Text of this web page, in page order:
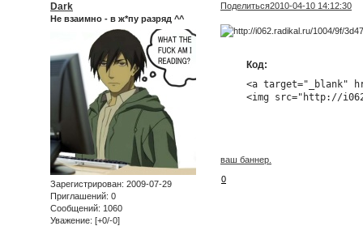
Поделиться2010-04-10 14:12:30
Dark
Не взаимно - в ж*пу разряд ^^
Зарегистрирован: 2009-07-29
Приглашений: 0
Сообщений: 1060
Уважение: [+0/-0]
Код:
<a target="_blank"
<img src="http://
ваш баннер.
0